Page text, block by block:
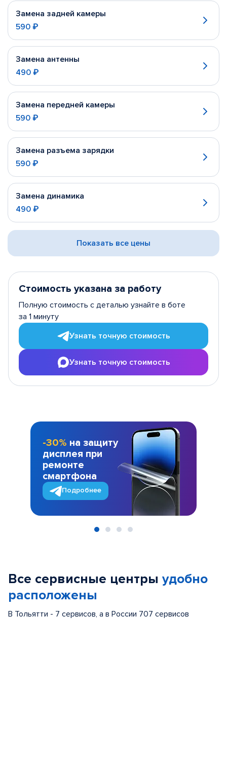
Замена задней камеры
590 ₽
Замена антенны
490 ₽
Замена передней камеры
590 ₽
Замена разъема зарядки
590 ₽
Замена динамика
490 ₽
Показать все цены
Стоимость указана за работу
Полную стоимость с деталью узнайте в боте
за 1 минуту
Узнать точную стоимость
Узнать точную стоимость
-30% на защиту
дисплея при
ремонте
смартфона
Подробнее
Все сервисные центры удобно
расположены
В Тольятти - 7 сервисов, а в России 707 сервисов